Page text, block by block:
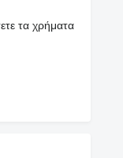
τα χρήματα